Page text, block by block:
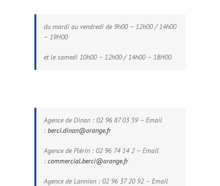
du mardi au vendredi de 9h00 – 12h00 / 14h00
– 19H00
et le samedi 10h00 – 12h00 / 14h00 – 18H00
Agence de Dinan : 02 96 87 03 59 – Email
: berci.dinan@orange.fr
Agence de Plérin : 02 96 74 14 2 – Email
: commercial.berci@orange.fr
Agence de Lannion : 02 96 37 20 92 – Email